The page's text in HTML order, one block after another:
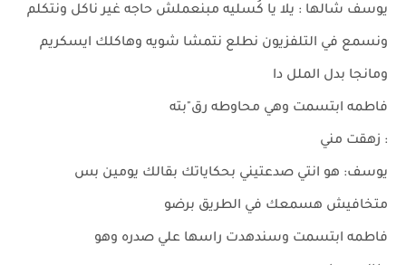
يوسف شالها : يلا يا كُسليه مبنعملش حاجه غير ناكل ونتكلم
ونسمع في التلفزيون نطلع نتمشا شويه وهاكلك ايسكريم
ومانجا بدل الملل دا
فاطمه ابتسمت وهي محاوطه رق"بته
: زهقت مني
يوسف: هو انتي صدعتيني بحكاياتك بقالك يومين بس
متخافيش هسمعك في الطريق برضو
فاطمه ابتسمت وسندهدت راسها علي صدره وهو